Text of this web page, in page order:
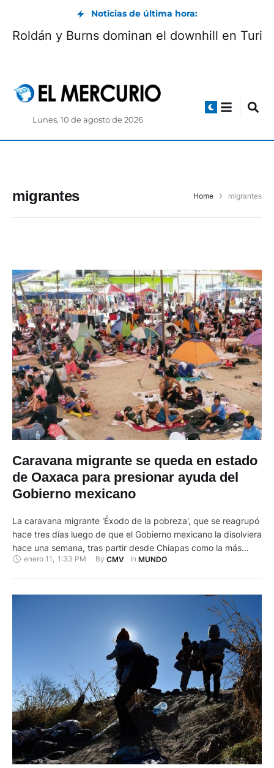
Noticias de última hora:
Roldán y Burns dominan el downhill en Turi
Lunes, 10 de agosto de 2026
migrantes Home migrantes
Caravana migrante se queda en estado
de Oaxaca para presionar ayuda del
Gobierno mexicano
La caravana migrante 'Éxodo de la pobreza', que se reagrupó
hace tres días luego de que el Gobierno mexicano la disolviera
hace una semana, tras partir desde Chiapas como la más
numerosa a finales de 2023, decidió quedarse en el municipio
enero 11 , 1:33 PM By CMV In MUNDO